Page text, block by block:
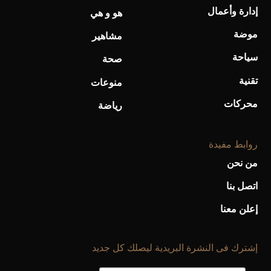
أحذية Mary Jane: ترف وأناقة للرجال
إدارة وأعمال
موضة
سياحة
تقنية
محركات
هو و هي
مشاهير
صحة
منوعات
رياضة
روابط مفيدة
من نحن
اتصل بنا
إعلن معنا
إشترك فى النشرة البريدية ليصلك كل جديد